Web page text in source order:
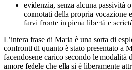
evidenzia, senza alcuna passività
connotati della propria vocazione
farvi fronte in piena libertà e
L’intera frase di Maria è una sorta di
confronti di quanto è stato presentato a
facendosene carico secondo le modalità
amore fedele che ella si è liberamente